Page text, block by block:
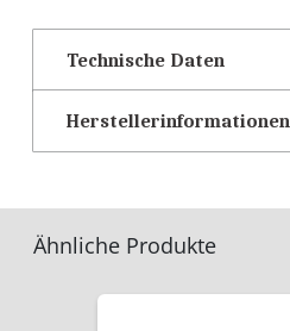
Technische Daten
Herstellerinformationen
Ähnliche Produkte